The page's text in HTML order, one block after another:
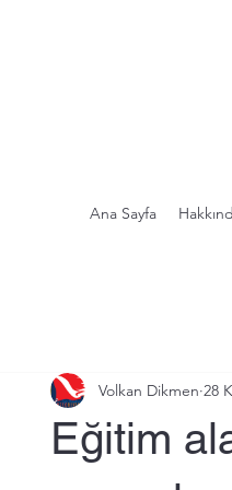
Ana Sayfa
Eğitim
Volkan Dikmen 28